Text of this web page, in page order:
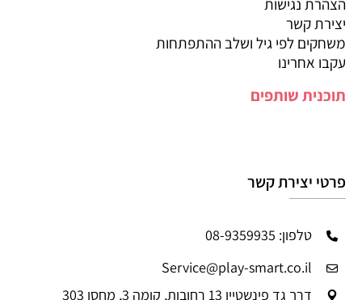
יצירת קשר
משחקים לפי גיל ושלב ההתפתחות
עקבו אחרינו
תוכנית שותפים
פרטי יצירת קשר
טלפון: 08-9359935
Service@play-smart.co.il
דרך גד פינשטיין 13 רחובות, קומה 3, מחסן 303